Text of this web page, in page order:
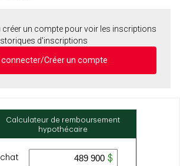
créer un compte pour voir les inscriptions
d'inscriptions
connecter/Créer un compte